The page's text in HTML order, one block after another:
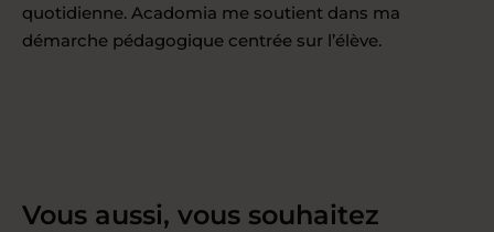
quotidienne. Acadomia me soutient dans ma
démarche pédagogique centrée sur l’élève.
Vous aussi, vous souhaitez